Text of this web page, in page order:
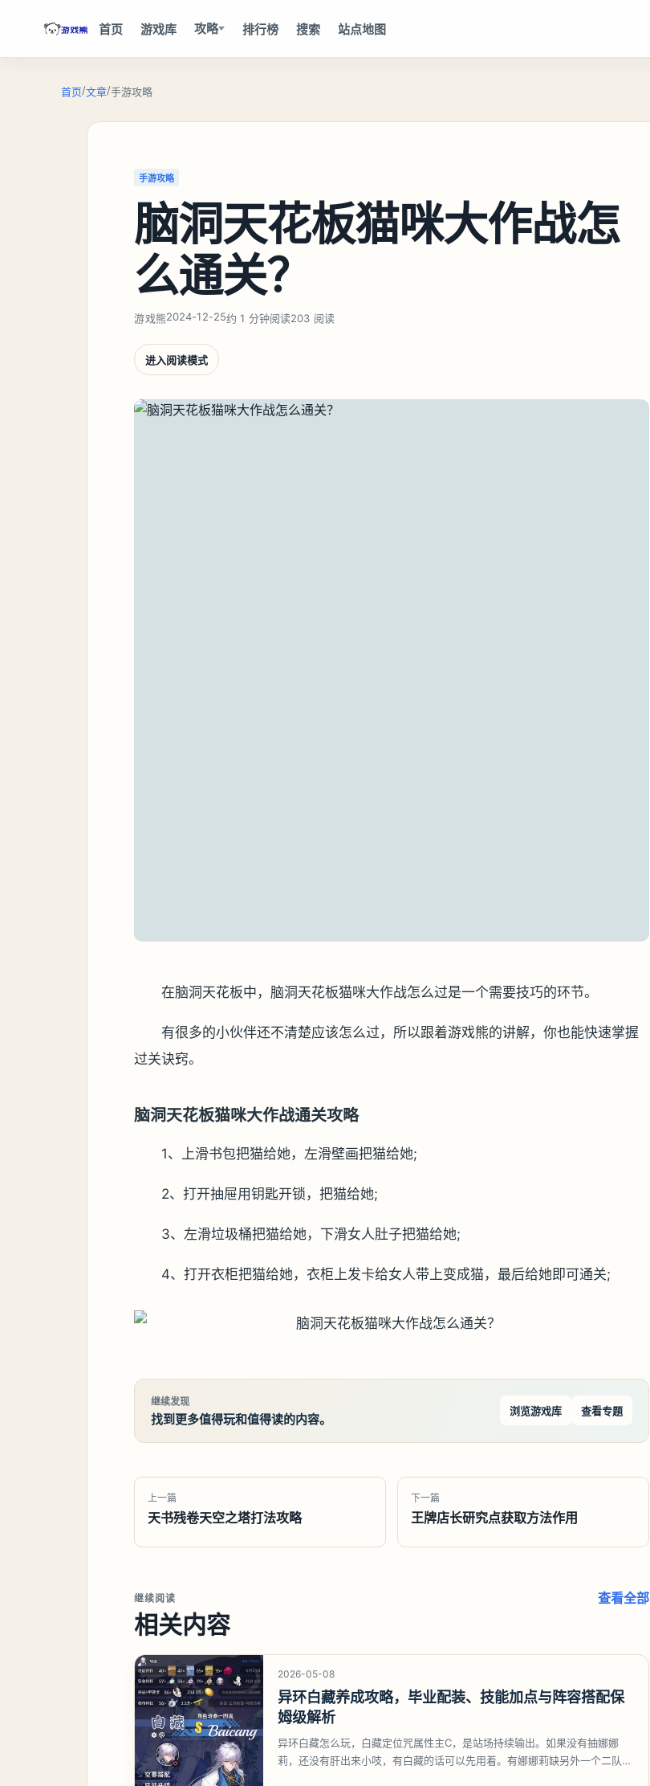
首页 游戏库 攻略 排行榜 搜索 站点地图
首页/文章/手游攻略
手游攻略
脑洞天花板猫咪大作战怎
么通关？
游戏熊2024-12-25约 1 分钟阅读203 阅读
进入阅读模式
在脑洞天花板中，脑洞天花板猫咪大作战怎么过是一个需要技巧的环节。
有很多的小伙伴还不清楚应该怎么过，所以跟着游戏熊的讲解，你也能快速掌握
过关诀窍。
脑洞天花板猫咪大作战通关攻略
1、上滑书包把猫给她，左滑壁画把猫给她;
2、打开抽屉用钥匙开锁，把猫给她;
3、左滑垃圾桶把猫给她，下滑女人肚子把猫给她;
4、打开衣柜把猫给她，衣柜上发卡给女人带上变成猫，最后给她即可通关;
继续发现
找到更多值得玩和值得读的内容。
浏览游戏库 查看专题
上一篇
天书残卷天空之塔打法攻略
下一篇
王牌店长研究点获取方法作用
继续阅读
相关内容
查看全部
2026-05-08
异环白藏养成攻略，毕业配装、技能加点与阵容搭配保
姆级解析
异环白藏怎么玩，白藏定位咒属性主C，是站场持续输出。如果没有抽娜娜
莉，还没有肝出来小吱，有白藏的话可以先用着。有娜娜莉缺另外一个二队C